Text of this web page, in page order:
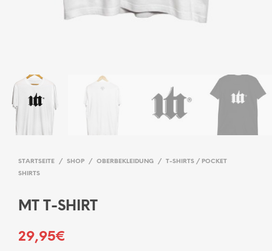
STARTSEITE / SHOP / OBERBEKLEIDUNG /
T-SHIRTS / POCKET
SHIRTS
MT T-SHIRT
29,95€